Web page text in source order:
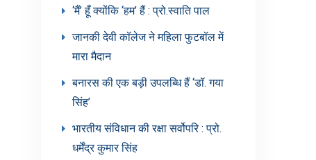
‘मैं’ हूँ क्योंकि ‘हम’ हैं : प्रो.स्वाति पाल
जानकी देवी कॉलेज ने महिला फुटबॉल में
मारा मैदान
बनारस की एक बड़ी उपलब्धि हैं ‘डॉ. गया
सिंह’
भारतीय संविधान की रक्षा सर्वोपरि : प्रो.
धर्मेंद्र कुमार सिंह